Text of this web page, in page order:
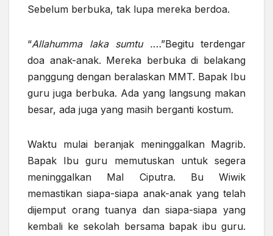
Sebelum berbuka, tak lupa mereka berdoa.
“Allahumma laka sumtu.…”Begitu terdengar
doa anak-anak. Mereka berbuka di belakang
panggung dengan beralaskan MMT. Bapak Ibu
guru juga berbuka. Ada yang langsung makan
besar, ada juga yang masih berganti kostum.
Waktu mulai beranjak meninggalkan Magrib.
Bapak Ibu guru memutuskan untuk segera
meninggalkan Mal Ciputra. Bu Wiwik
memastikan siapa-siapa anak-anak yang telah
dijemput orang tuanya dan siapa-siapa yang
kembali ke sekolah bersama bapak ibu guru.